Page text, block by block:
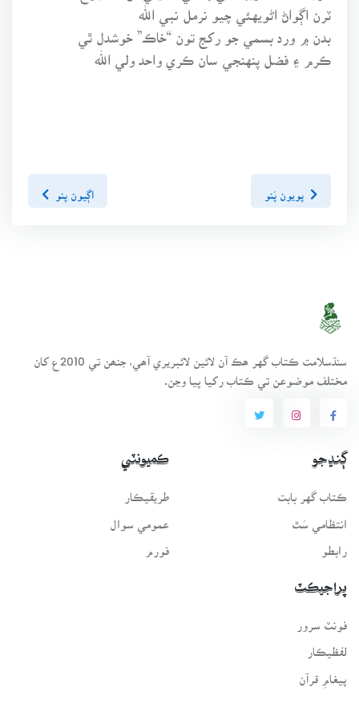
ٽرن اڳواڻ اڻويهئي چيو نرمل نبي الله
بدن ۾ ورد بسمي جو رکج تون “خاڪ” خوشدل ٿي
ڪرم ۽ فضل پنهنجي سان ڪري واحد ولي الله
پويون پَنو اڳيون پنو
سنڌسلامت ڪتاب گهر ھڪ آن لائين لائبريري آھي، جنھن تي 2010ع کان
مختلف موضوعن تي ڪتاب رکيا پيا وڃن.
ڳنڍجو
ڪتاب گهر بابت
انتظامي سَٿ
رابطو
ڪميونٽي
طريقيڪار
عمومي سوال
فورم
پراجيڪٽ
لفظيڪار
پيغامِ قرآن